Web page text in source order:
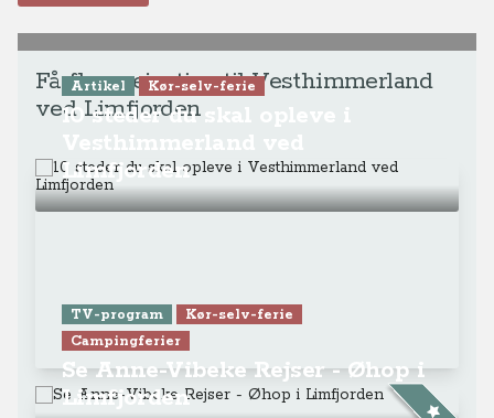
Få flere rejsetips til Vesthimmerland
ved Limfjorden
Artikel Kør-selv-ferie
10 steder du skal opleve i
Limfjorden
TV-program
Kør-selv-ferie
Campingferier
Se Anne-Vibeke Rejser - Øhop i
Limfjorden